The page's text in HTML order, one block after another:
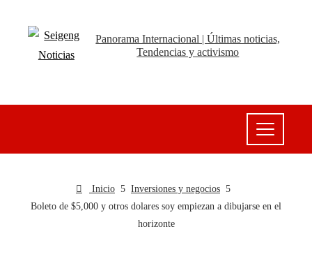
Panorama Internacional | Últimas noticias,
Tendencias y activismo
Inicio
Inversiones y negocios
Boleto de $5,000 y otros dolares soy empiezan a dibujarse en el
horizonte